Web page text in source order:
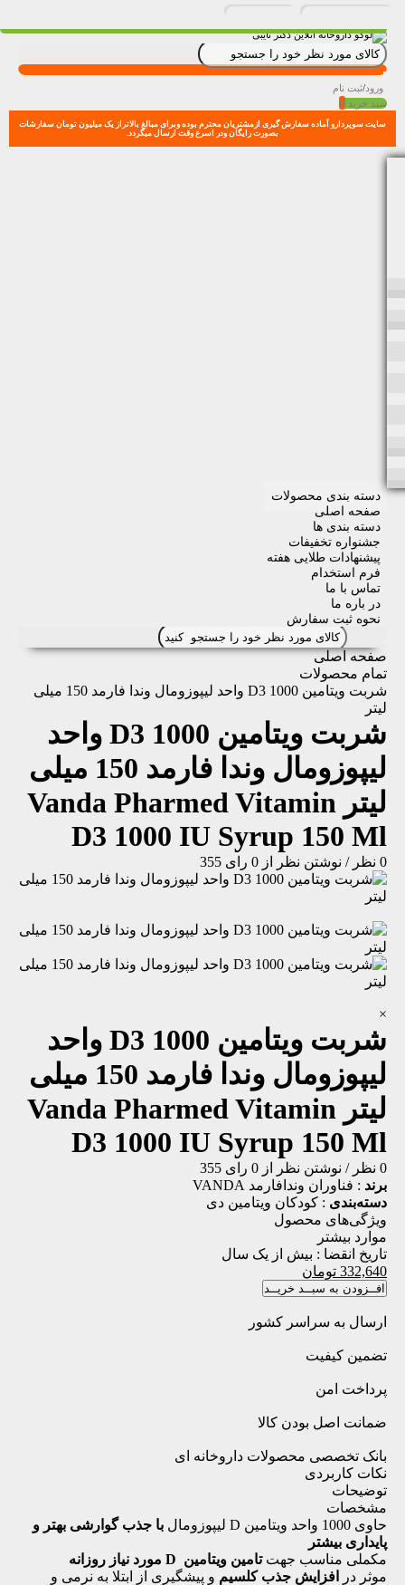
ورود/ثبت نام
سبد خرید 0
سایت سوپردارو آماده سفارش گیری ازمشتریان محترم بوده وبرای مبالغ بالاتراز یک میلیون تومان سفارشات
بصورت رایگان ودر اسرع وقت ارسال میگردد.
دسته بندی محصولات
صفحه اصلی
دسته بندی ها
جشنواره تخفیفات
پیشنهادات طلایی هفته
فرم استخدام
تماس با ما
در باره ما
نحوه ثبت سفارش
صفحه اصلی
تمام محصولات
شربت ویتامین D3 1000 واحد لیپوزومال وندا فارمد 150 میلی
لیتر
شربت ویتامین D3 1000 واحد
لیپوزومال وندا فارمد 150 میلی
لیتر Vanda Pharmed Vitamin
D3 1000 IU Syrup 150 Ml
0 نظر / نوشتن نظر از 0 رای 355
×
شربت ویتامین D3 1000 واحد
لیپوزومال وندا فارمد 150 میلی
لیتر Vanda Pharmed Vitamin
D3 1000 IU Syrup 150 Ml
0 نظر / نوشتن نظر از 0 رای
355
برند : فناوران وندافارمد VANDA
دسته‌بندی : کودکان ویتامین دی
ویژگی‌های محصول
موارد بیشتر
تاریخ انقضا : بیش از یک سال
332,640 تومان
افــزودن به سبــد خریــد
ارسال به سراسر کشور
تضمین کیفیت
پرداخت امن
ضمانت اصل بودن کالا
بانک تخصصی محصولات داروخانه ای
نکات کاربردی
توضیحات
مشخصات
حاوی 1000 واحد ویتامین D لیپوزومال
با جذب گوارشی بهتر و
پایداری بیشتر
مکملی مناسب جهتتامین ویتامین D مورد نیاز روزانه
موثر در
افزایش جذب کلسیم و پیشگیری از ابتلا به نرمی و